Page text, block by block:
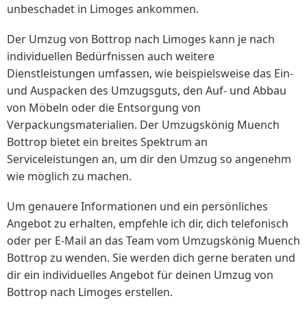
unbeschadet in Limoges ankommen.
Der Umzug von Bottrop nach Limoges kann je nach
individuellen Bedürfnissen auch weitere
Dienstleistungen umfassen, wie beispielsweise das Ein-
und Auspacken des Umzugsguts, den Auf- und Abbau
von Möbeln oder die Entsorgung von
Verpackungsmaterialien. Der Umzugskönig Muench
Bottrop bietet ein breites Spektrum an
Serviceleistungen an, um dir den Umzug so angenehm
wie möglich zu machen.
Um genauere Informationen und ein persönliches
Angebot zu erhalten, empfehle ich dir, dich telefonisch
oder per E-Mail an das Team vom Umzugskönig Muench
Bottrop zu wenden. Sie werden dich gerne beraten und
dir ein individuelles Angebot für deinen Umzug von
Bottrop nach Limoges erstellen.